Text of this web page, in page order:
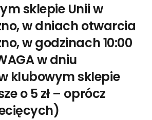
sklepie Unii w
w dniach otwarcia
w godzinach 10:00
w dniu
klubowym sklepie
o 5 zł – oprócz